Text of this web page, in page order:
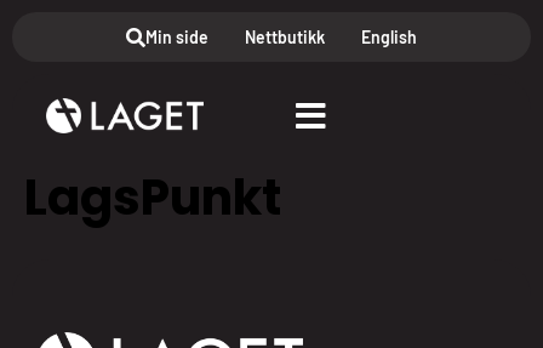
Min side Nettbutikk English
LagsPunkt